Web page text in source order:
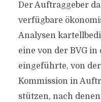
Der Auftraggeber
verfügbare
Analysen
eine von der BVG
eingeführte, von
Kommission in
stützen, nach